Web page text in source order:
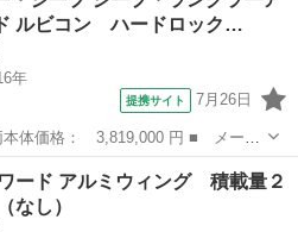
ルビコン ハードロック…
年
提携サイト 7月26日
車種名： ジープ・ラングラーア
ルビコン ハードロック ４ＷＤ
ード アルミウィング 積載量２
なし）